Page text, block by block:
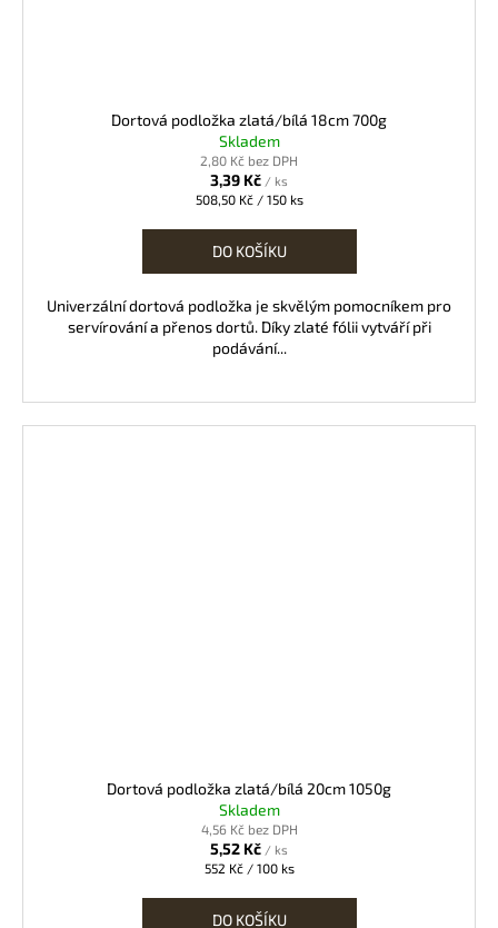
Dortová podložka zlatá/bílá 18cm 700g
Skladem
2,80 Kč bez DPH
3,39 Kč / ks
Měrná
508,50 Kč / 150 ks
DO KOŠÍKU
Univerzální dortová podložka je skvělým pomocníkem pro
servírování a přenos dortů. Díky zlaté fólii vytváří při
podávání...
Dortová podložka zlatá/bílá 20cm 1050g
Skladem
4,56 Kč bez DPH
5,52 Kč / ks
Měrná
552 Kč / 100 ks
DO KOŠÍKU